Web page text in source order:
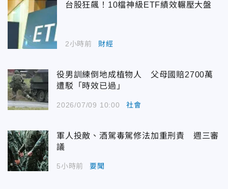
台股狂飆！10檔神級ETF績效輾壓大盤
2小時前 財經
役男訓練倒地成植物人 父母國賠2700萬
遭駁「時效已過」
2026/07/09 10:00 社會
軍人投敵、酒駕毒駕修法加重刑責 週三審
議
5小時前 要聞